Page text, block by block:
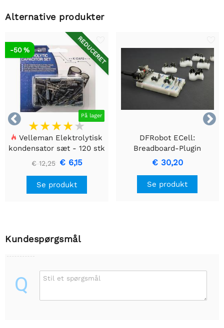
Alternative produkter


REDUCERET
På lager
-50 %
Velleman Elektrolytisk
kondensator sæt - 120 stk
€ 12,25 € 6,15
Se produkt
DFRobot ECell:
Breadboard-Plugin
Components Pack
€ 30,20
Se produkt
Kundespørgsmål
Q Stil et spørgsmål